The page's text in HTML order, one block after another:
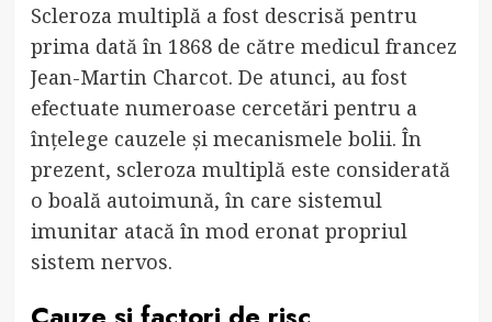
Scleroza multiplă a fost descrisă pentru
prima dată în 1868 de către medicul francez
Jean-Martin Charcot. De atunci, au fost
efectuate numeroase cercetări pentru a
înțelege cauzele și mecanismele bolii. În
prezent, scleroza multiplă este considerată
o boală autoimună, în care sistemul
imunitar atacă în mod eronat propriul
sistem nervos.